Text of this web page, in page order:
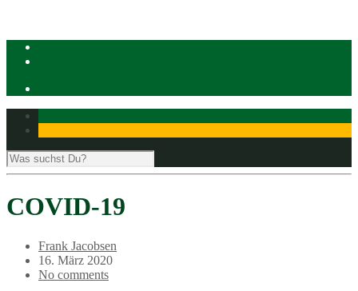
COVID-19
Frank Jacobsen
16. März 2020
No comments